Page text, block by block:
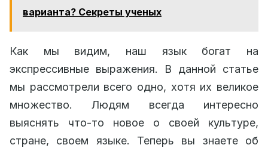
варианта? Секреты ученых
Как мы видим, наш язык богат на
экспрессивные выражения. В данной статье
мы рассмотрели всего одно, хотя их великое
множество. Людям всегда интересно
выяснять что-то новое о своей культуре,
стране, своем языке. Теперь вы знаете об